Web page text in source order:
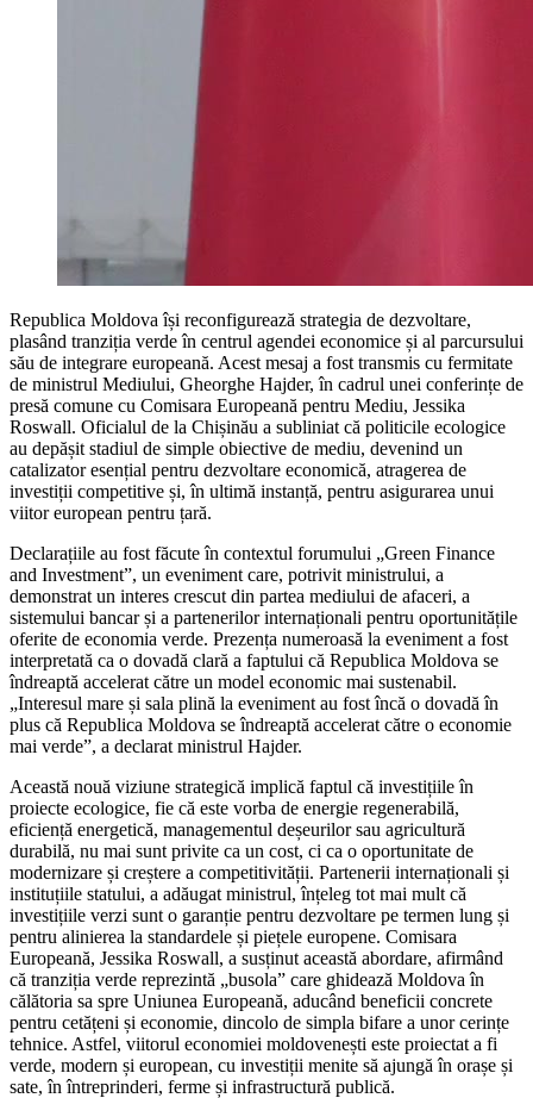
Republica Moldova își reconfigurează strategia de dezvoltare,
plasând tranziția verde în centrul agendei economice și al parcursului
său de integrare europeană. Acest mesaj a fost transmis cu fermitate
de ministrul Mediului, Gheorghe Hajder, în cadrul unei conferințe de
presă comune cu Comisara Europeană pentru Mediu, Jessika
Roswall. Oficialul de la Chișinău a subliniat că politicile ecologice
au depășit stadiul de simple obiective de mediu, devenind un
catalizator esențial pentru dezvoltare economică, atragerea de
investiții competitive și, în ultimă instanță, pentru asigurarea unui
viitor european pentru țară.
Declarațiile au fost făcute în contextul forumului „Green Finance
and Investment”, un eveniment care, potrivit ministrului, a
demonstrat un interes crescut din partea mediului de afaceri, a
sistemului bancar și a partenerilor internaționali pentru oportunitățile
oferite de economia verde. Prezența numeroasă la eveniment a fost
interpretată ca o dovadă clară a faptului că Republica Moldova se
îndreaptă accelerat către un model economic mai sustenabil.
„Interesul mare și sala plină la eveniment au fost încă o dovadă în
plus că Republica Moldova se îndreaptă accelerat către o economie
mai verde”, a declarat ministrul Hajder.
Această nouă viziune strategică implică faptul că investițiile în
proiecte ecologice, fie că este vorba de energie regenerabilă,
eficiență energetică, managementul deșeurilor sau agricultură
durabilă, nu mai sunt privite ca un cost, ci ca o oportunitate de
modernizare și creștere a competitivității. Partenerii internaționali și
instituțiile statului, a adăugat ministrul, înțeleg tot mai mult că
investițiile verzi sunt o garanție pentru dezvoltare pe termen lung și
pentru alinierea la standardele și piețele europene. Comisara
Europeană, Jessika Roswall, a susținut această abordare, afirmând
că tranziția verde reprezintă „busola” care ghidează Moldova în
călătoria sa spre Uniunea Europeană, aducând beneficii concrete
pentru cetățeni și economie, dincolo de simpla bifare a unor cerințe
tehnice. Astfel, viitorul economiei moldovenești este proiectat a fi
verde, modern și european, cu investiții menite să ajungă în orașe și
sate, în întreprinderi, ferme și infrastructură publică.